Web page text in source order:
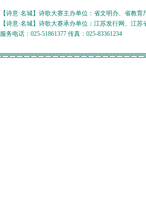
【诗意·名城】诗歌大赛主办单位：省文明办、省教
【诗意·名城】诗歌大赛承办单位：江苏发行网、江
服务电话：025-51861377 传真：025-83361234